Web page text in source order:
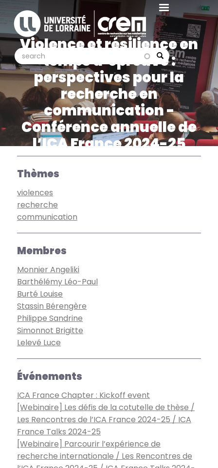
Aller
contenu
principal
Search
search search
Violence et résilience en
temps d’épreuve :
perspectives pour la
recherche en
communication -
Conférence annuelle de
l’ICA France 2024-25
Thèmes
violences
recherche
communication
Membres
Monnier Angeliki
Barthélémy Léo-Paul
Burté Louise
Stassin Bérengère
Philippe Sandrine
Simonnot Brigitte
Lelevé Luce
Événements
ICA France Chapter : Kickoff event
[Webinaire] Les défis de la cotutelle de thèse /
Les Rencontres de l’ICA France 2024-25 / ICA
France Talks 2024-25
[Webinaire] Parcourir l’expérience de
recherche internationale / Les Rencontres de